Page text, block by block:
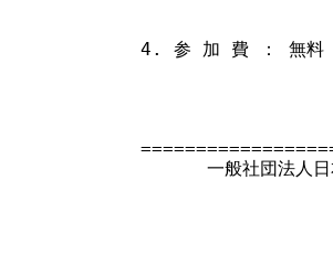
4. 参 加 費 ： 無料
一般社団法人日